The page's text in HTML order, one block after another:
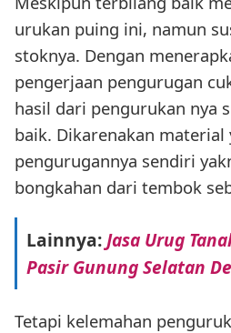
urukan puing ini, namun
stoknya. Dengan
pengerjaan pengurugan
hasil dari pengurukan nya
baik. Dikarenakan material
pengurugannya sendiri
bongkahan dari tembok
Lainnya:Jasa Urug
Pasir Gunung Selatan
Tetapi kelemahan